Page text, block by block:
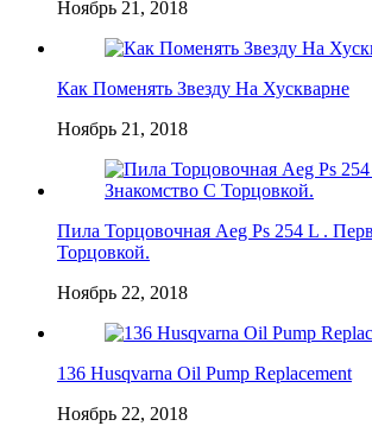
Ноябрь 21, 2018
Как Поменять Звезду На Хускварне
Ноябрь 21, 2018
Пила Торцовочная Aeg Ps 254 L .
Торцовкой.
Ноябрь 22, 2018
136 Husqvarna Oil Pump Replacement
Ноябрь 22, 2018